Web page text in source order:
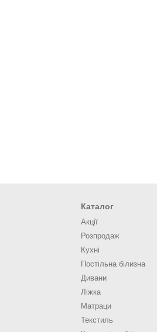
Каталог
Акції
Розпродаж
Кухні
Постільна білизна
Дивани
Ліжка
Матраци
Текстиль